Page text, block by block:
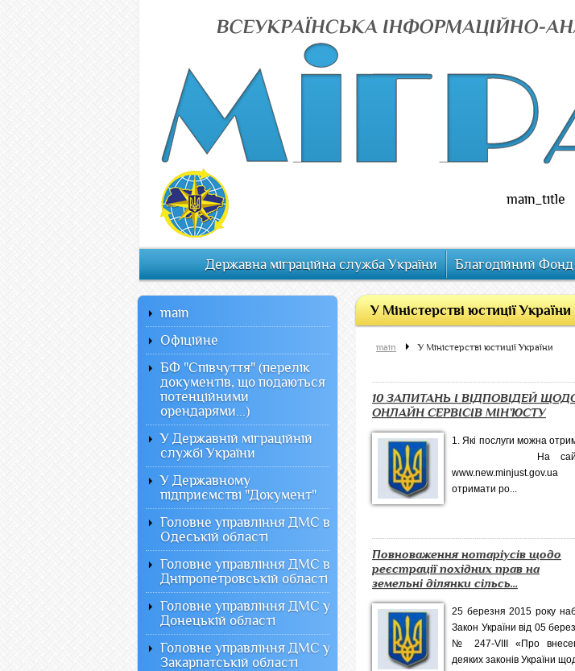
main_title
Державна міграційна служба України Благодійний Фонд
У Міністерстві юстиції України
main У Міністерстві юстиції України
10 ЗАПИТАНЬ І ВІДПОВІДЕЙ
ОНЛАЙН СЕРВІСІВ МІН`ЮСТУ
1. Які послуги можна
На сайті
отримати ро...
Повноваження нотаріусів щодо
реєстрації похідних прав на
земельні ділянки сільсь...
25 березня 2015 року
Закон України від 05
№ 247-VIII «Про
деяких законів України
main
Офiцiйне
БФ "Співчуття" (перелік
документів, що подаються
потенційними
орендарями...)
У Державній міграційній
службі України
У Державному
підприємстві "Документ"
Головне управління ДМС в
Одеській області
Головне управління ДМС в
Дніпропетровській області
Головне управління ДМС у
Донецькій області
Головне управління ДМС у
Закарпатській області